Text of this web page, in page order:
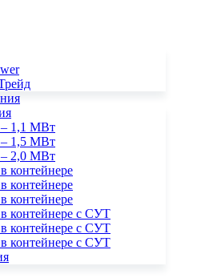
1,1 МВт
1,5 МВт
2,0 МВт
контейнере
контейнере
контейнере
контейнере с СУТ
контейнере с СУТ
контейнере с СУТ